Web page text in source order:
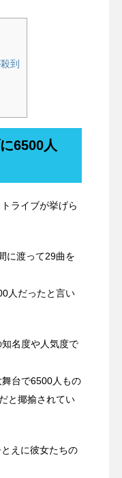
到
6500人
ライブが挙げら
に渡って29曲を
人だったと言い
名度や人気度で
台で6500人もの
と揶揄されてい
えに彼女たちの